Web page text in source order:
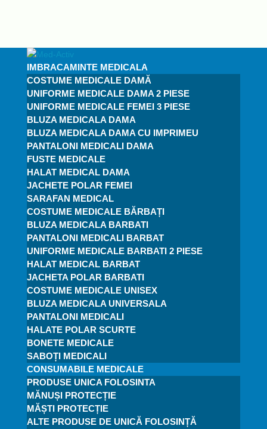
IMBRACAMINTE MEDICALA
COSTUME MEDICALE DAMĂ
UNIFORME MEDICALE DAMA 2 PIESE
UNIFORME MEDICALE FEMEI 3 PIESE
BLUZA MEDICALA DAMA
BLUZA MEDICALA DAMA CU IMPRIMEU
PANTALONI MEDICALI DAMA
FUSTE MEDICALE
HALAT MEDICAL DAMA
JACHETE POLAR FEMEI
SARAFAN MEDICAL
COSTUME MEDICALE BĂRBAȚI
BLUZA MEDICALA BARBATI
PANTALONI MEDICALI BARBAT
UNIFORME MEDICALE BARBATI 2 PIESE
HALAT MEDICAL BARBAT
JACHETA POLAR BARBATI
COSTUME MEDICALE UNISEX
BLUZA MEDICALA UNIVERSALA
PANTALONI MEDICALI
HALATE POLAR SCURTE
BONETE MEDICALE
SABOȚI MEDICALI
CONSUMABILE MEDICALE
PRODUSE UNICA FOLOSINTA
MĂNUȘI PROTECȚIE
MĂȘTI PROTECȚIE
ALTE PRODUSE DE UNICĂ FOLOSINȚĂ